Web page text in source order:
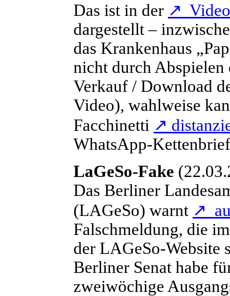
Das ist in der ↗
dargestellt –
das Krankenhaus
nicht durch Abspielen
Verkauf / Download
Video), wahlweise
Facchinetti ↗
WhatsApp-
LaGeSo-Fake
Das Berliner
(LAGeSo) warnt ↗
Falschmeldung, die
der LAGeSo-Website
Berliner Senat habe
zweiwöchige